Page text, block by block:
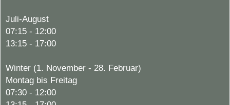
Juli-August
07:15 - 12:00
13:15 - 17:00
Winter (1. November - 28. Februar)
Montag bis Freitag
07:30 - 12:00